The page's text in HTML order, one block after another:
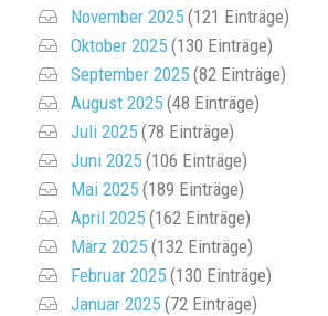
November 2025 (121 Einträge)
Oktober 2025 (130 Einträge)
September 2025 (82 Einträge)
August 2025 (48 Einträge)
Juli 2025 (78 Einträge)
Juni 2025 (106 Einträge)
Mai 2025 (189 Einträge)
April 2025 (162 Einträge)
März 2025 (132 Einträge)
Februar 2025 (130 Einträge)
Januar 2025 (72 Einträge)